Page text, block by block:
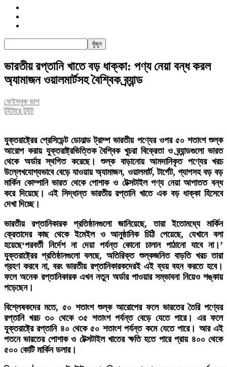
ভারতীয় রপ্তানি খাতে বড় ধাক্কা: পণ্য নেয়া বন্ধ করল
অ্যামাজন ওয়ালমার্টসহ বৈশ্বিক ব্র্যান্ড
ফেইসবুক ভাগ
টুইটারে টুইট
যুক্তরাষ্ট্রের প্রেসিডেন্ট ডোনাল্ড ট্রাম্প ভারতীয় পণ্যের ওপর ৫০ শতাংশ শুল্ক
আরোপ করায় যুক্তরাষ্ট্রভিত্তিক বৈশ্বিক খুচরা বিক্রেতা ও ব্র্যান্ডগুলো ভারত
থেকে অর্ডার স্থগিত করেছে। শুল্ক বাড়ানোয় আমদানিকৃত পণ্যের খরচ
উল্লেখযোগ্যভাবে বেড়ে যাওয়ায় অ্যামাজন, ওয়ালমার্ট, টার্গেট, গ্যাপসহ বড় বড়
মার্কিন কোম্পানি ভারত থেকে পোশাক ও টেক্সটাইল পণ্য নেয়া আপাতত বন্ধ
করে দিয়েছে। এই সিদ্ধান্ত ভারতীয় রপ্তানি খাতে এক বড় ধাক্কা হিসেবে
দেখা দিচ্ছে।
ভারতীয় রপ্তানিকারক প্রতিষ্ঠানগুলো জানিয়েছে, তারা ইতোমধ্যে মার্কিন
ক্রেতাদের কাছ থেকে ইমেইল ও আনুষ্ঠানিক চিঠি পেয়েছে, যেখানে বলা
হয়েছে‘পরবর্তী নির্দেশ না দেয়া পর্যন্ত কোনো চালান পাঠানো যাবে না।’
যুক্তরাষ্ট্রের প্রতিষ্ঠানগুলো বলছে, অতিরিক্ত শুল্কজনিত বাড়তি খরচ তারা
গ্রহণ করবে না, বরং ভারতীয় রপ্তানিকারকদেরই এই ব্যয় বহন করতে হবে।
ফলে অনেক রপ্তানিকারক এখন নতুন অর্ডার পাওয়ার সম্ভাবনা নিয়েও শঙ্কায়
পড়েছেন।
বিশ্লেষকদের মতে, ৫০ শতাংশ শুল্ক আরোপের ফলে ভারতের তৈরি পণ্যের
রপ্তানি খরচ ৩০ থেকে ৩৫ শতাংশ পর্যন্ত বেড়ে যেতে পারে। এর ফলে
যুক্তরাষ্ট্রে রপ্তানি ৪০ থেকে ৫০ শতাংশ পর্যন্ত কমে যেতে পারে। আর এই
পতনে ভারতের পোশাক ও টেক্সটাইল খাতের ক্ষতি হতে পারে প্রায় ৪০০ থেকে
৫০০ কোটি মার্কিন ডলার।